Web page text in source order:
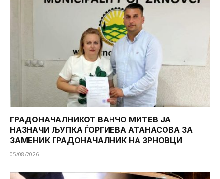
ГРАДОНАЧАЛНИКОТ ВАНЧО МИТЕВ ЈА
НАЗНАЧИ ЉУПКА ЃОРГИЕВА АТАНАСОВА ЗА
ЗАМЕНИК ГРАДОНАЧАЛНИК НА ЗРНОВЦИ
05/08/2026